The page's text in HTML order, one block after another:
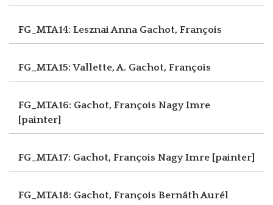
FG_MTA14: Lesznai Anna Gachot, François
FG_MTA15: Vallette, A. Gachot, François
FG_MTA16: Gachot, François Nagy Imre
[painter]
FG_MTA17: Gachot, François Nagy Imre [painter]
FG_MTA18: Gachot, François Bernáth Aurél